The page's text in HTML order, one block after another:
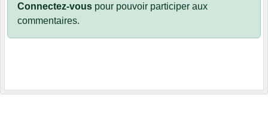
Connectez-vous pour pouvoir participer aux
commentaires.